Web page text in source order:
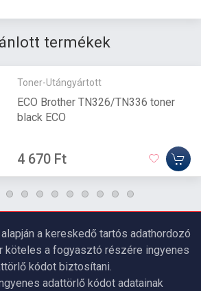
termékek
Toner-Utángyártott
ECO Brother TN326/TN336 toner
black ECO
4 670 Ft
a kereskedő tartós adathordozó
köteles a fogyasztó részére ingyenes
kódot biztosítani.
adattörlő kódot adatainak